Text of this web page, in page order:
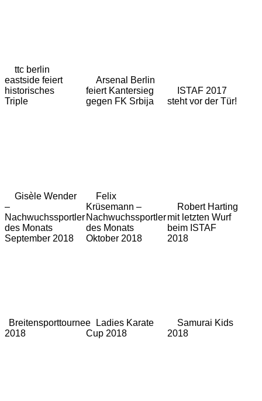
ttc berlin
eastside feiert
historisches
Triple
Arsenal Berlin
feiert Kantersieg
gegen FK Srbija
ISTAF 2017
steht vor der Tür!
Gisèle Wender
–
Nachwuchssportler
des Monats
September 2018
Felix
Krüsemann –
Nachwuchssportler
des Monats
Oktober 2018
Robert Harting
mit letzten Wurf
beim ISTAF
2018
Breitensporttournee
2018
Ladies Karate
Cup 2018
Samurai Kids
2018